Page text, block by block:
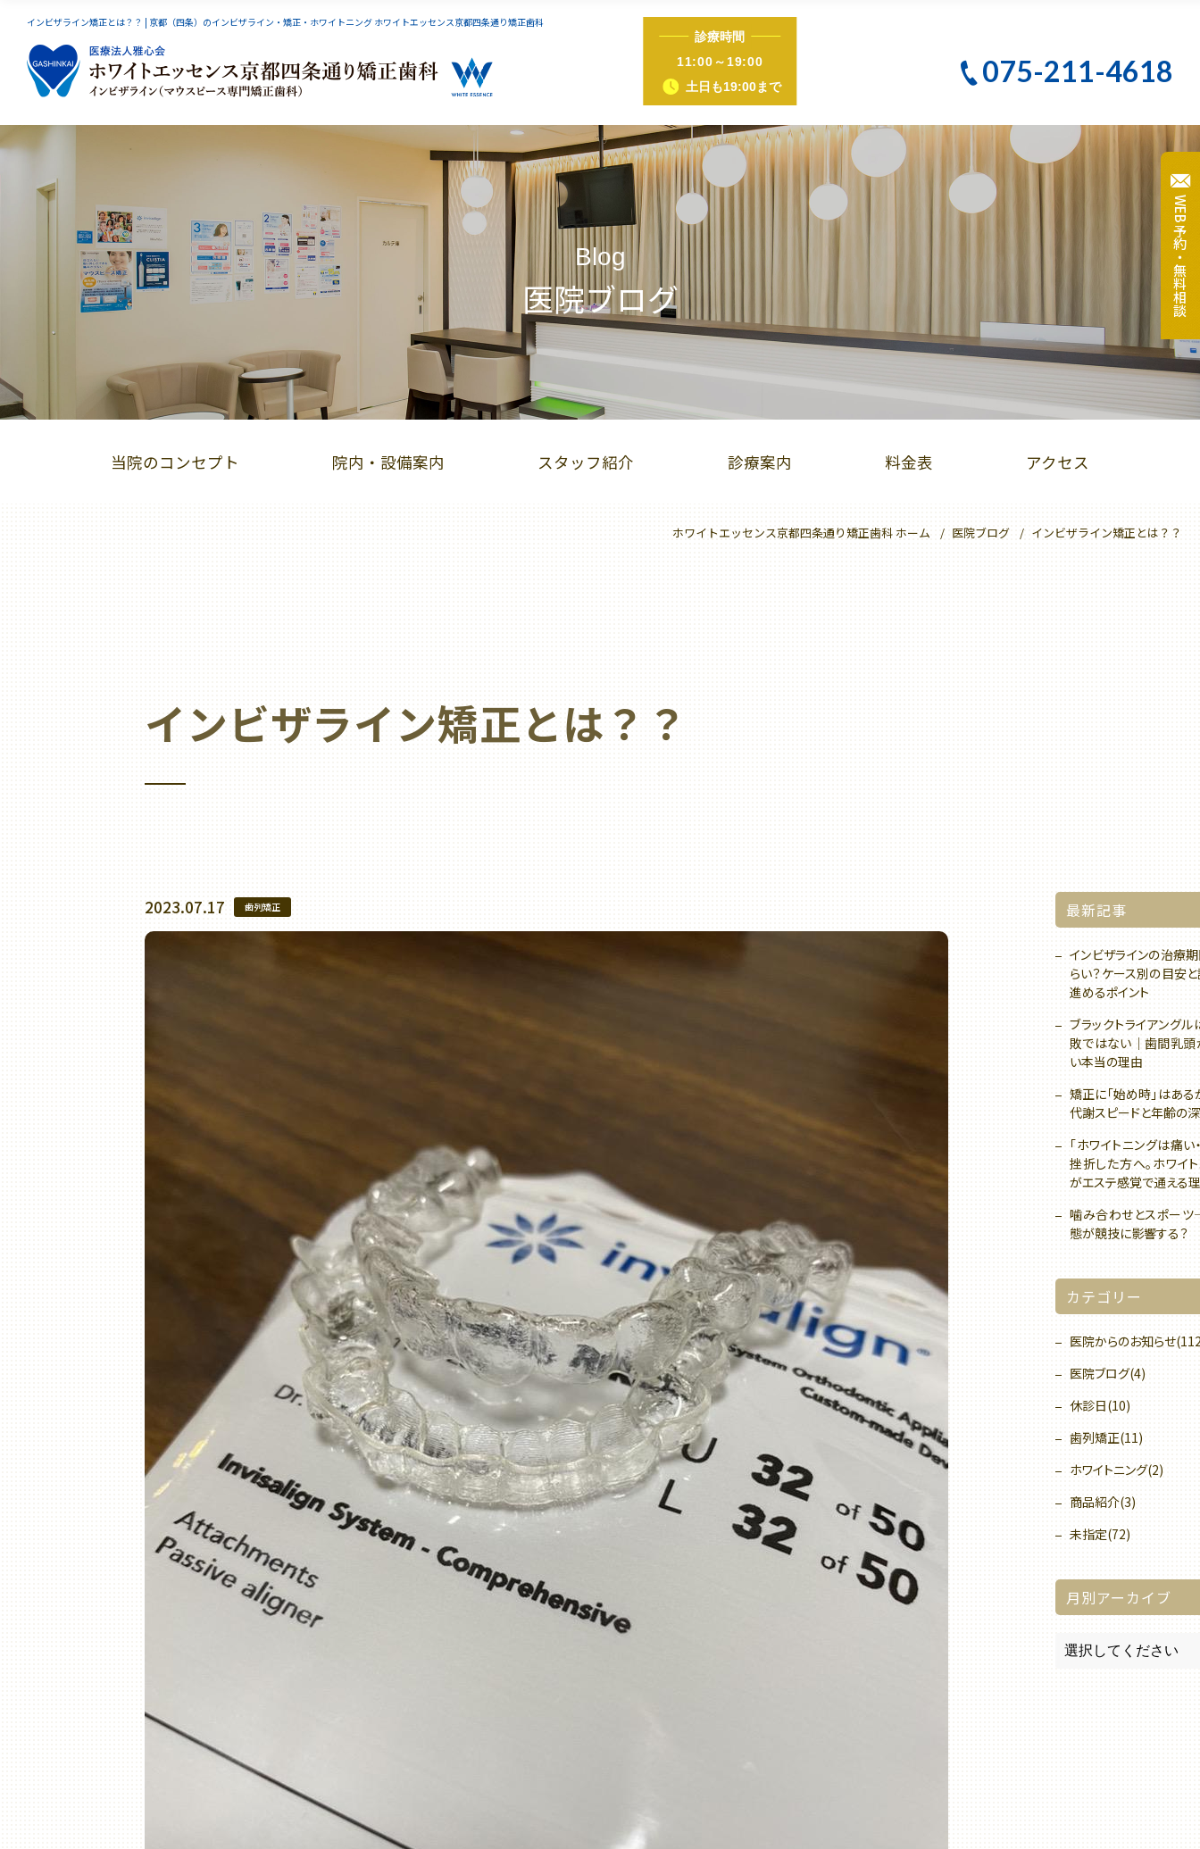
インビザライン矯正とは？？ | 京都（四条）のインビザライン・矯正・ホワイトニング ホワイトエッセンス京都四条通り矯正歯科
診療時間
11:00～19:00
土日も19:00まで
075-211-4618
Blog
医院ブログ
当院のコンセプト 院内・設備案内 スタッフ紹介 診療案内 料金表 アクセス
ホワイトエッセンス京都四条通り矯正歯科 ホーム 医院ブログ インビザライン矯正とは？？
インビザライン矯正とは？？
2023.07.17 歯列矯正 最新記事
インビザラインの治療
らい？ケース別の目安
進めるポイント
ブラックトライアング
敗ではない｜歯間乳頭
い本当の理由
矯正に「始め時」はあ
代謝スピードと年齢の
「ホワイトニングは痛い
挫折した方へ。ホワイ
がエステ感覚で通える
噛み合わせとスポー
態が競技に影響する？
カテゴリー
医院からのお知らせ
医院ブログ(4)
休診日(10)
歯列矯正(11)
ホワイトニング(2)
商品紹介(3)
未指定(72)
月別アーカイブ
インビザライン iTero（アイテロ）
スマーティーGS 小児矯正（床矯正・マウスピース矯正）
オーラルリフレクソロジー 歯ぐきピーリング ホットリップエステ 大人のための予防歯科
WEB予約・無料相談